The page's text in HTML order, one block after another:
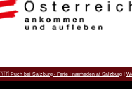
🇦🇹 Puch bei Salzburg - Ferie i nærheden af Salzburg